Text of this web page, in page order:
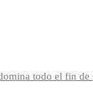
todo el fin de